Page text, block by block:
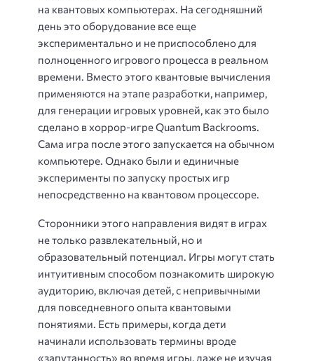
на квантовых компьютерах. На сегодняшний
день это оборудование все еще
экспериментально и не приспособлено для
полноценного игрового процесса в реальном
времени. Вместо этого квантовые вычисления
применяются на этапе разработки, например,
для генерации игровых уровней, как это было
сделано в хоррор-игре Quantum Backrooms.
Сама игра после этого запускается на обычном
компьютере. Однако были и единичные
эксперименты по запуску простых игр
непосредственно на квантовом процессоре.
Сторонники этого направления видят в играх
не только развлекательный, но и
образовательный потенциал. Игры могут стать
интуитивным способом познакомить широкую
аудиторию, включая детей, с непривычными
для повседневного опыта квантовыми
понятиями. Есть примеры, когда дети
начинали использовать термины вроде
«запутанность» во время игры, даже не изучая